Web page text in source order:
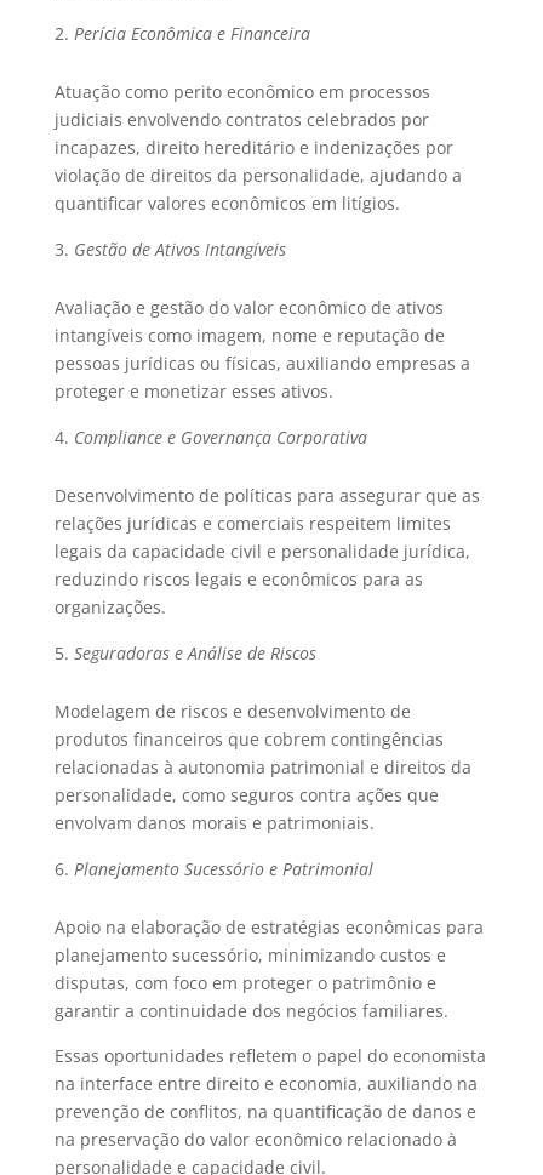
Perícia Econômica e Financeira
Atuação como perito econômico em processos
judiciais envolvendo contratos celebrados por
incapazes, direito hereditário e indenizações por
violação de direitos da personalidade, ajudando a
quantificar valores econômicos em litígios.
Gestão de Ativos Intangíveis
Avaliação e gestão do valor econômico de ativos
intangíveis como imagem, nome e reputação de
pessoas jurídicas ou físicas, auxiliando empresas a
proteger e monetizar esses ativos.
Compliance e Governança Corporativa
Desenvolvimento de políticas para assegurar que as
relações jurídicas e comerciais respeitem limites
legais da capacidade civil e personalidade jurídica,
reduzindo riscos legais e econômicos para as
organizações.
Seguradoras e Análise de Riscos
Modelagem de riscos e desenvolvimento de
produtos financeiros que cobrem contingências
relacionadas à autonomia patrimonial e direitos da
personalidade, como seguros contra ações que
envolvam danos morais e patrimoniais.
Planejamento Sucessório e Patrimonial
Apoio na elaboração de estratégias econômicas para
planejamento sucessório, minimizando custos e
disputas, com foco em proteger o patrimônio e
garantir a continuidade dos negócios familiares.
Essas oportunidades refletem o papel do economista
na interface entre direito e economia, auxiliando na
prevenção de conflitos, na quantificação de danos e
na preservação do valor econômico relacionado à
personalidade e capacidade civil.